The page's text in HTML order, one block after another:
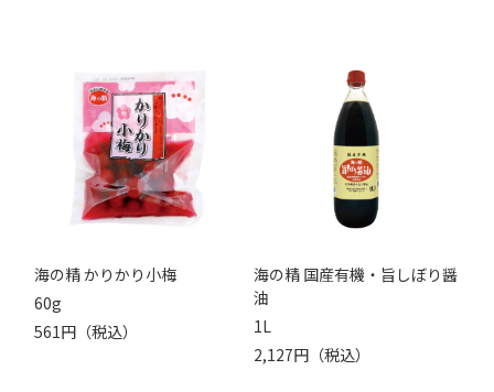
海の精 かりかり小梅
60g
561円（税込）
海の精 国産有機・旨しぼり醤
油
1L
2,127円（税込）